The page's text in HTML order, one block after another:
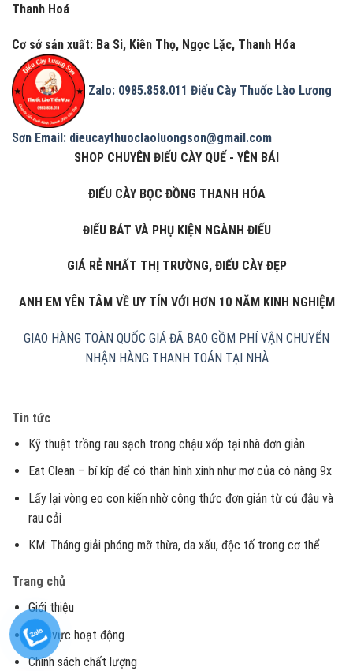
Thanh Hoá
Cơ sở sản xuất: Ba Si, Kiên Thọ, Ngọc Lặc, Thanh Hóa
Zalo: 0985.858.011 Điếu Cày Thuốc Lào Lương
Sơn Email: dieucaythuoclaoluongson@gmail.com
SHOP CHUYÊN ĐIẾU CÀY QUẾ - YÊN BÁI
ĐIẾU CÀY BỌC ĐỒNG THANH HÓA
ĐIẾU BÁT VÀ PHỤ KIỆN NGÀNH ĐIẾU
GIÁ RẺ NHẤT THỊ TRƯỜNG, ĐIẾU CÀY ĐẸP
ANH EM YÊN TÂM VỀ UY TÍN VỚI HƠN 10 NĂM KINH NGHIỆM
GIAO HÀNG TOÀN QUỐC GIÁ ĐÃ BAO GỒM PHÍ VẬN CHUYỂN
NHẬN HÀNG THANH TOÁN TẠI NHÀ
Tin tức
Kỹ thuật trồng rau sạch trong chậu xốp tại nhà đơn giản
Eat Clean – bí kíp để có thân hình xinh như mơ của cô nàng 9x
Lấy lại vòng eo con kiến nhờ công thức đơn giản từ củ đậu và
rau cải
KM: Tháng giải phóng mỡ thừa, da xấu, độc tố trong cơ thể
Trang chủ
Giới thiệu
Lĩnh vực hoạt động
Chính sách chất lượng